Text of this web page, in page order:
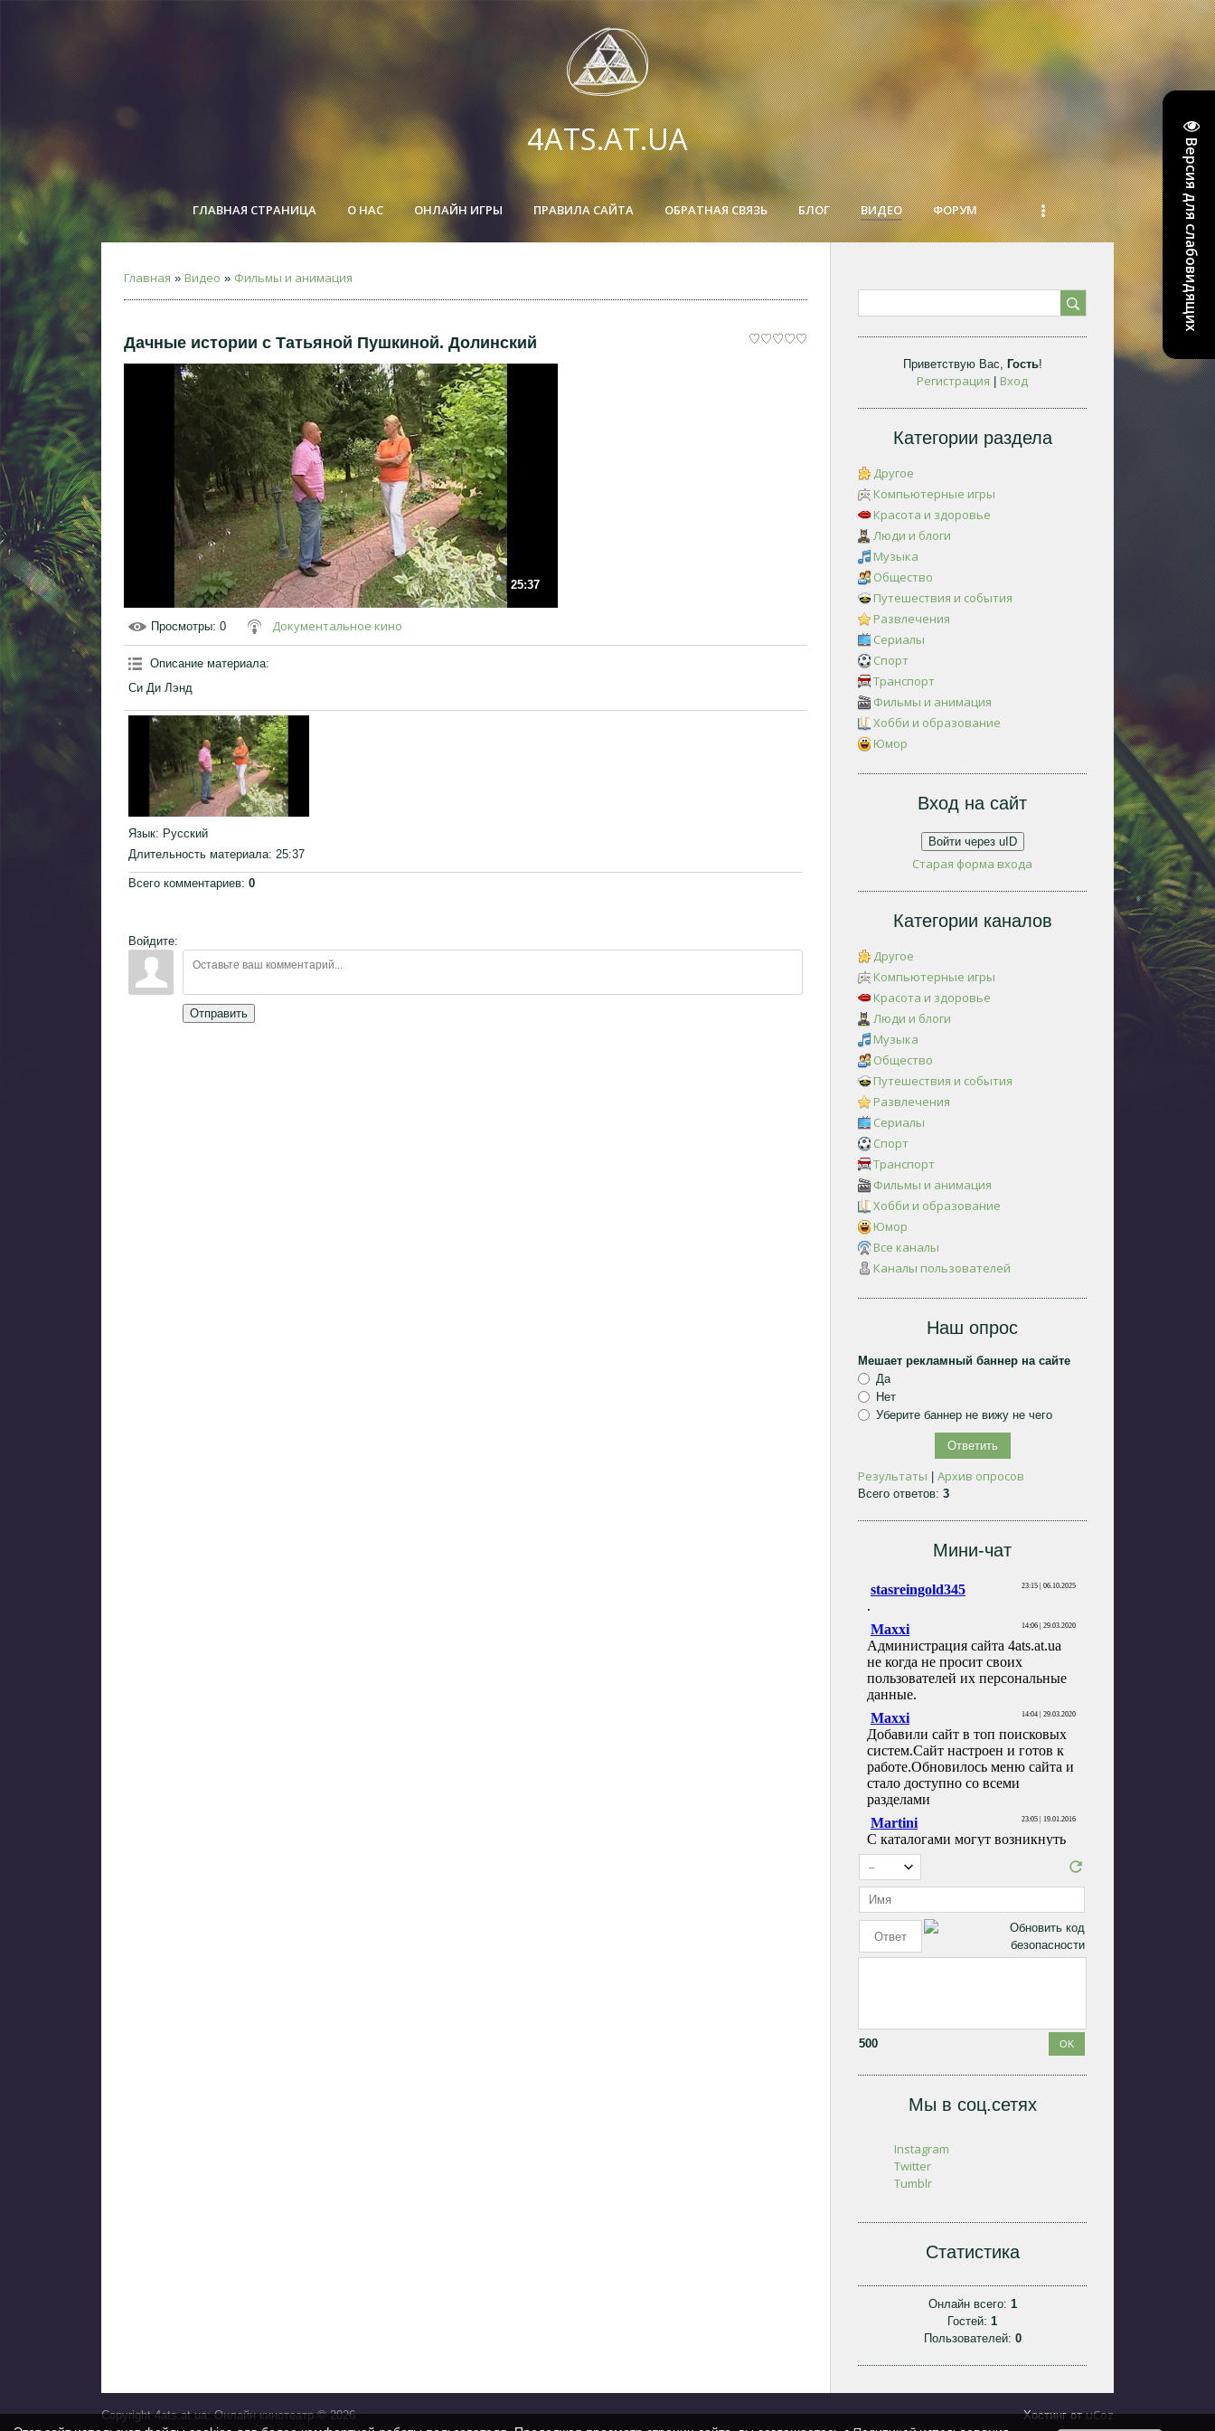
Версия для слабовидящих
4ATS.AT.UA
ГЛАВНАЯ СТРАНИЦА О НАС ОНЛАЙН ИГРЫ ПРАВИЛА САЙТА ОБРАТНАЯ СВЯЗЬ БЛОГ ВИДЕО ФОРУМ
Главная » Видео » Фильмы и анимация
Дачные истории с Татьяной Пушкиной. Долинский
25:37
Просмотры: 0 Документальное кино
Описание материала:
Си Ди Лэнд
Язык: Русский
Длительность материала: 25:37
Всего комментариев: 0
Войдите:
Отправить
Приветствую Вас, Гость!
Регистрация Вход
Категории раздела
Другое
Компьютерные игры
Красота и здоровье
Люди и блоги
Музыка
Общество
Путешествия и события
Развлечения
Сериалы
Спорт
Транспорт
Фильмы и анимация
Хобби и образование
Юмор
Вход на сайт
Войти через uID
Старая форма входа
Категории каналов
Другое
Компьютерные игры
Красота и здоровье
Люди и блоги
Музыка
Общество
Путешествия и события
Развлечения
Сериалы
Спорт
Транспорт
Фильмы и анимация
Хобби и образование
Юмор
Все каналы
Каналы пользователей
Наш опрос
Мешает рекламный баннер на сайте
Да
Нет
Уберите баннер не вижу не чего
Результаты |Архив опросов
Всего ответов:3
Мини-чат
500
Мы в соц.сетях
Instagram
Twitter
Tumblr
Статистика
Онлайн всего: 1
Гостей:1
Пользователей: 0
Copyright 4ats.at.ua: Онлайн кинотеатр © 2026 Хостинг отuCoz